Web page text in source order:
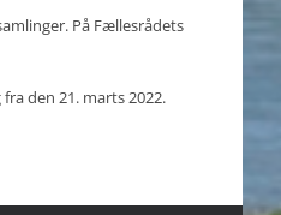
På Fællesrådets
den 21. marts 2022.